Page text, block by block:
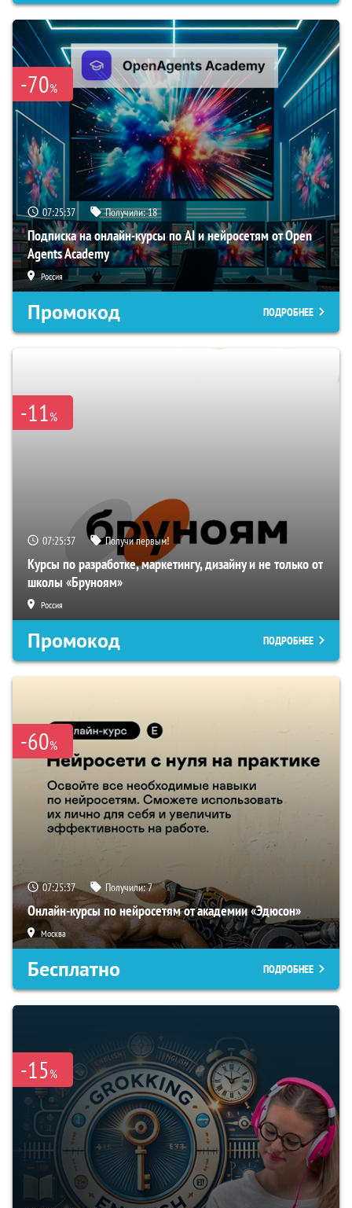
-70%
07:25:36 Получили:18
Подписка на онлайн-курсы по AI и нейросетям от Open
Agents Academy
Россия
Промокод ПОДРОБНЕЕ
-11%
07:25:36 Получи первым!
Курсы по разработке, маркетингу, дизайну и не только от
школы «Бруноям»
Россия
Промокод ПОДРОБНЕЕ
-60%
07:25:36 Получили:7
Онлайн-курсы по нейросетям от академии «Эдюсон»
Москва
Бесплатно ПОДРОБНЕЕ
-15%